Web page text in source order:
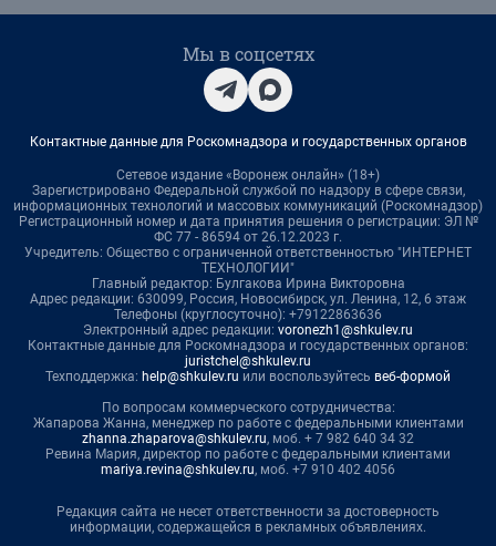
Мы в соцсетях
Контактные данные для Роскомнадзора и государственных органов
Сетевое издание «Воронеж онлайн» (18+)
Зарегистрировано Федеральной службой по надзору в сфере связи,
информационных технологий и массовых коммуникаций (Роскомнадзор)
Регистрационный номер и дата принятия решения о регистрации: ЭЛ №
ФС 77 - 86594 от 26.12.2023 г.
Учредитель: Общество с ограниченной ответственностью "ИНТЕРНЕТ
ТЕХНОЛОГИИ"
Главный редактор: Булгакова Ирина Викторовна
Адрес редакции: 630099, Россия, Новосибирск, ул. Ленина, 12, 6 этаж
Телефоны (круглосуточно): +79122863636
Электронный адрес редакции: voronezh1@shkulev.ru
Контактные данные для Роскомнадзора и государственных органов:
juristchel@shkulev.ru
Техподдержка: help@shkulev.ru или воспользуйтесь веб-формой
По вопросам коммерческого сотрудничества:
Жапарова Жанна, менеджер по работе с федеральными клиентами
zhanna.zhaparova@shkulev.ru, моб. + 7 982 640 34 32
Ревина Мария, директор по работе с федеральными клиентами
mariya.revina@shkulev.ru, моб. +7 910 402 4056
Редакция сайта не несет ответственности за достоверность
информации, содержащейся в рекламных объявлениях.